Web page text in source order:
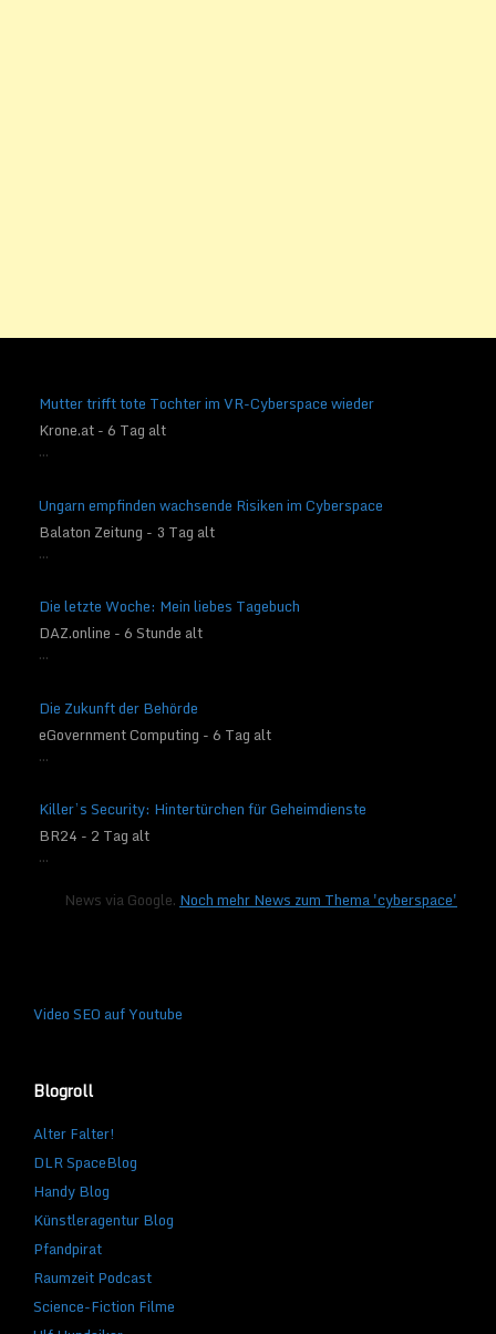
Mutter trifft tote Tochter im VR-Cyberspace wieder
Krone.at - 6 Tag alt
...
Ungarn empfinden wachsende Risiken im Cyberspace
Balaton Zeitung - 3 Tag alt
...
Die letzte Woche: Mein liebes Tagebuch
DAZ.online - 6 Stunde alt
...
Die Zukunft der Behörde
eGovernment Computing - 6 Tag alt
...
Killer’s Security: Hintertürchen für Geheimdienste
BR24 - 2 Tag alt
...
News via Google. Noch mehr News zum Thema 'cyberspace'
Video SEO auf Youtube
Blogroll
Alter Falter!
DLR SpaceBlog
Handy Blog
Künstleragentur Blog
Pfandpirat
Raumzeit Podcast
Science-Fiction Filme